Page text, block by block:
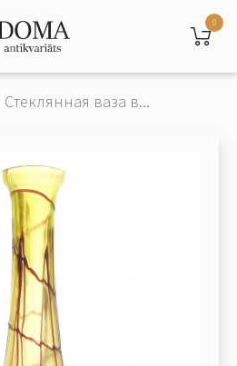
0
Стеклянная ваза в...